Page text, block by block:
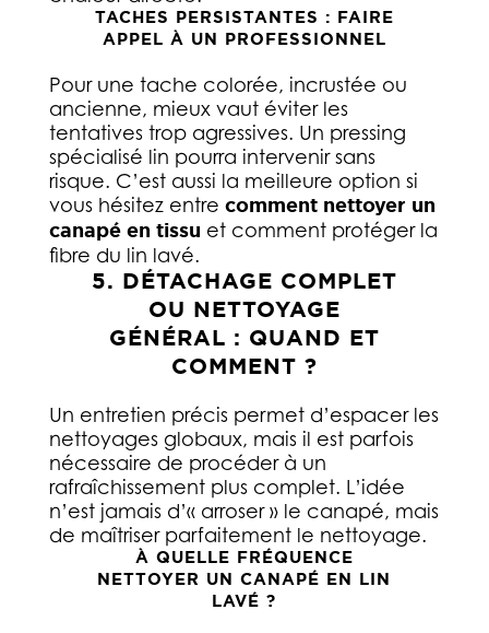
TACHES PERSISTANTES : FAIRE
APPEL À UN PROFESSIONNEL
Pour une tache colorée, incrustée ou
ancienne, mieux vaut éviter les
tentatives trop agressives. Un pressing
spécialisé lin pourra intervenir sans
risque. C’est aussi la meilleure option si
vous hésitez entre comment nettoyer un
canapé en tissu et comment protéger la
fibre du lin lavé.
5. DÉTACHAGE COMPLET
OU NETTOYAGE
GÉNÉRAL : QUAND ET
COMMENT ?
Un entretien précis permet d’espacer les
nettoyages globaux, mais il est parfois
nécessaire de procéder à un
rafraîchissement plus complet. L’idée
n’est jamais d’« arroser » le canapé, mais
de maîtriser parfaitement le nettoyage.
À QUELLE FRÉQUENCE
NETTOYER UN CANAPÉ EN LIN
LAVÉ ?